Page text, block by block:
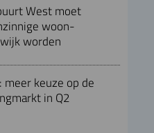
West moet
woon-
worden
meer keuze op de
in Q2